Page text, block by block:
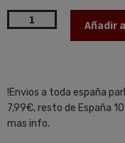
Añadir
!Envios a toda españa
7,99€, resto de España
mas info.